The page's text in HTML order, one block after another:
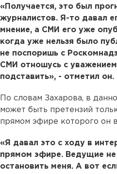
«Получается, это был
журналистов. Я-то давал
мнение, а СМИ его уже
когда уже нельзя было
не поспоришь с
СМИ отношусь с уважением
подставить», - отметил он.
По словам Захарова, в
может быть претензий
прямом эфире которого он
«Я давал это с ходу в
прямом эфире. Ведущие не
остановить меня. А вот